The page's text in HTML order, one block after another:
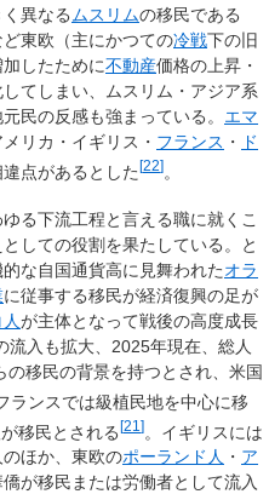
異なる ムスリムの移民である
ど東欧（主にかつての冷戦下の旧
したために不動産価格の上昇・
てしまい、ムスリム・アジア系
民の反感も強まっている。 エマ
リカ・イギリス・ フランス ・
ド
点があるとした[22]。
る下流工程と言える職に就くこ
しての役割を果たしている。と
な自国通貨高に見舞われたオラ
に従事する移民が経済復興の足が
が主体となって戦後の高度成長
流入も拡大、2025年現在、総人
移民の背景を持つとされ、米国
ランスでは級植民地を中心に移
移民とされる[21 ]。イギリスには
のほか、東欧のポーランド人 ・ ア
僑が移民または労働者として流入